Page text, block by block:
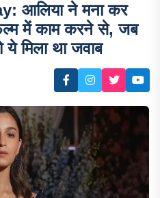
आलिया ने मना कर
में काम करने से, जब
मिला था जवाब